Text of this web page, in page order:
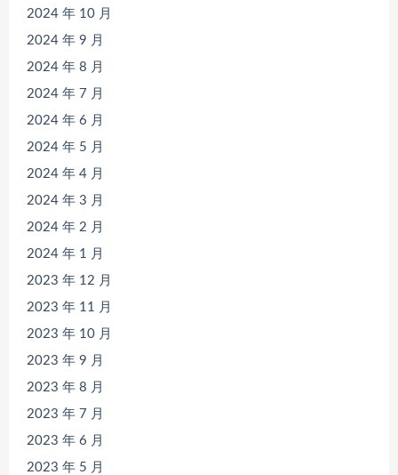
2024 年 10 月
2024 年 9 月
2024 年 8 月
2024 年 7 月
2024 年 6 月
2024 年 5 月
2024 年 4 月
2024 年 3 月
2024 年 2 月
2024 年 1 月
2023 年 12 月
2023 年 11 月
2023 年 10 月
2023 年 9 月
2023 年 8 月
2023 年 7 月
2023 年 6 月
2023 年 5 月